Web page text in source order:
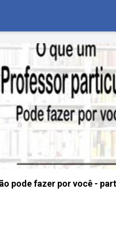
pode fazer por você -